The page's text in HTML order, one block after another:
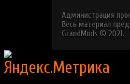
Администрация
Весь материал
GrandMods © 2021.